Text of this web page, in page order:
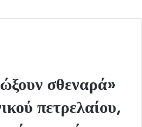
σθεναρά»
πετρελαίου,